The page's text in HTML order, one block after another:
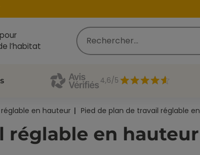
l’habitat
4,6/5
réglable en hauteur Pied de plan de travail réglable
réglable en